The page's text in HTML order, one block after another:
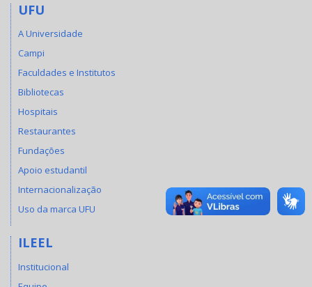
UFU
A Universidade
Campi
Faculdades e Institutos
Bibliotecas
Hospitais
Restaurantes
Fundações
Apoio estudantil
Internacionalização
Uso da marca UFU
ILEEL
Institucional